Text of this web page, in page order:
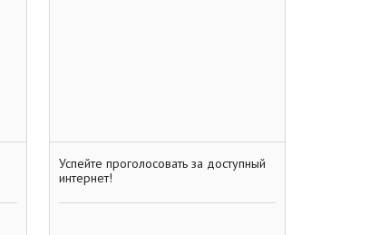
Успейте проголосовать за доступный
интернет!